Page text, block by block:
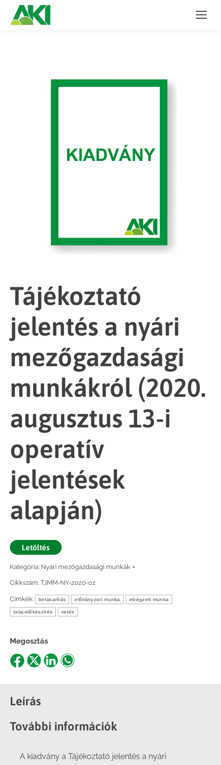
Tájékoztató
jelentés a nyári
mezőgazdasági
munkákról (2020.
augusztus 13-i
operatív
jelentések
alapján)
Letöltés
Kategória: Nyári mezőgazdasági munkák
Cikkszám: TJMM-NY-2020-02
Címkék: betakarítás előirányzott munka elvégzett munka
talaj-előkészítés vetés
Megosztás
Share
Facebook
Share
X
ShareShare
Leírás
További információk
A kiadvány a Tájékoztató jelentés a nyári